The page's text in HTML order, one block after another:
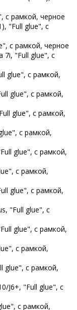
с рамкой, черное
"Full glue", с
с рамкой, черное
7i, "Full glue", с
glue", с рамкой,
glue", с рамкой,
glue", с рамкой,
с рамкой,
glue", с рамкой,
с рамкой,
glue", с рамкой,
"Full glue", с
glue", с рамкой,
с рамкой,
glue", с рамкой,
J6+, "Full glue", с
с рамкой,